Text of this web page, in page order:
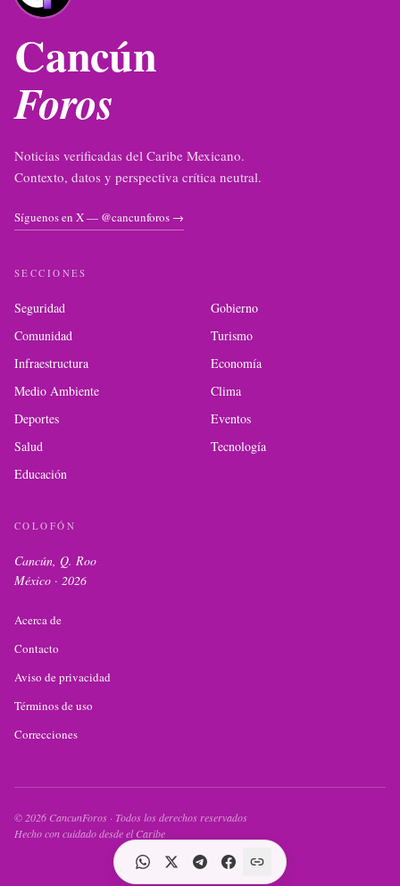
Cancún
Foros
Noticias verificadas del Caribe Mexicano.
Contexto, datos y perspectiva crítica neutral.
Síguenos en X — @cancunforos →
SECCIONES
Seguridad
Gobierno
Comunidad
Turismo
Infraestructura
Economía
Medio Ambiente
Clima
Deportes
Eventos
Salud
Tecnología
Educación
COLOFÓN
Cancún, Q. Roo
México · 2026
Acerca de
Contacto
Aviso de privacidad
Términos de uso
Correcciones
© 2026 CancunForos · Todos los derechos reservados
Hecho con cuidado desde el Caribe